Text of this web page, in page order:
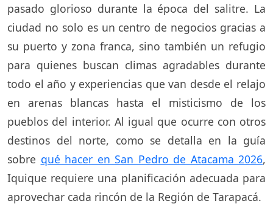
pasado glorioso durante la época del salitre. La
ciudad no solo es un centro de negocios gracias a
su puerto y zona franca, sino también un refugio
para quienes buscan climas agradables durante
todo el año y experiencias que van desde el relajo
en arenas blancas hasta el misticismo de los
pueblos del interior. Al igual que ocurre con otros
destinos del norte, como se detalla en la guía
sobre qué hacer en San Pedro de Atacama 2026,
Iquique requiere una planificación adecuada para
aprovechar cada rincón de la Región de Tarapacá.